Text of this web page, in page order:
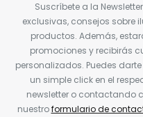
Suscríbete a la
exclusivas, consejos sobre
productos. Además,
promociones y recibirás
personalizados. Puedes
un simple click en el
newsletter o contactando
nuestroformulario de